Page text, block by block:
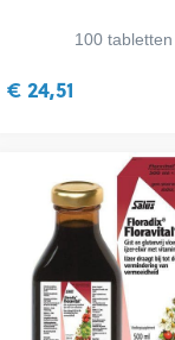
100 tabletten
€ 24,51